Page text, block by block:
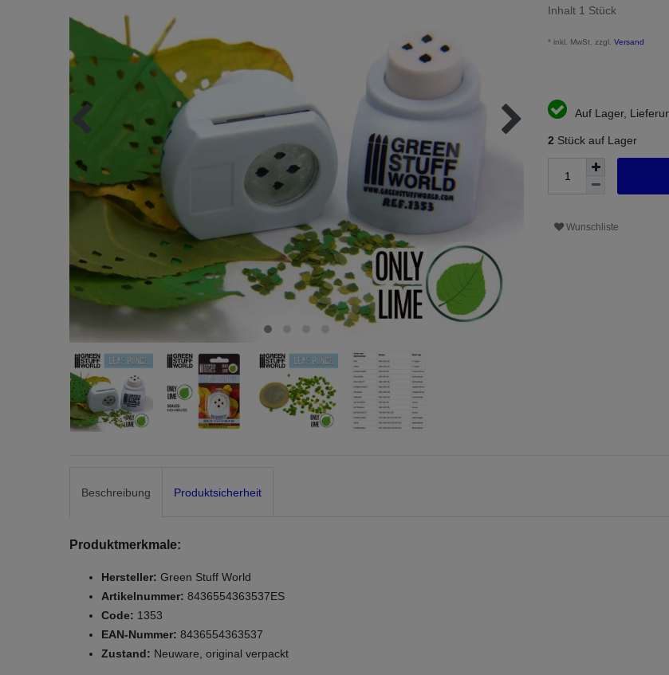
Inhalt 1 Stück
* inkl. MwSt. zzgl. Versand
Auf Lager,
2 Stück auf Lager
Wunschliste
Beschreibung Produktsicherheit
Produktmerkmale:
Hersteller: Green Stuff World
Artikelnummer: 8436554363537ES
Code: 1353
EAN-Nummer: 8436554363537
Zustand: Neuware, original verpackt